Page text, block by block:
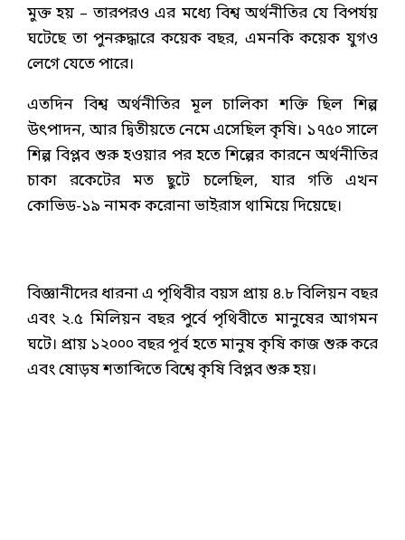
মুক্ত হয় – তারপরও এর মধ্যে বিশ্ব অর্থনীতির যে বিপর্যয়
ঘটেছে তা পুনরুদ্ধারে কয়েক বছর, এমনকি কয়েক যুগও
লেগে যেতে পারে।
এতদিন বিশ্ব অর্থনীতির মূল চালিকা শক্তি ছিল শিল্প
উৎপাদন, আর দ্বিতীয়তে নেমে এসেছিল কৃষি। ১৭৫০ সালে
শিল্প বিপ্লব শুরু হওয়ার পর হতে শিল্পের কারনে অর্থনীতির
চাকা রকেটের মত ছুটে চলেছিল, যার গতি এখন
কোভিড-১৯ নামক করোনা ভাইরাস থামিয়ে দিয়েছে।
বিজ্ঞানীদের ধারনা এ পৃথিবীর বয়স প্রায় ৪.৮ বিলিয়ন বছর
এবং ২.৫ মিলিয়ন বছর পুর্বে পৃথিবীতে মানুষের আগমন
ঘটে। প্রায় ১২০০০ বছর পূর্ব হতে মানুষ কৃষি কাজ শুরু করে
এবং ষোড়ষ শতাব্দিতে বিশ্বে কৃষি বিপ্লব শুরু হয়।